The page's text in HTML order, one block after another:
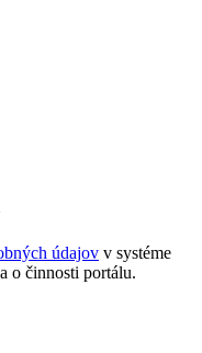
údajov v systéme
o činnosti portálu.